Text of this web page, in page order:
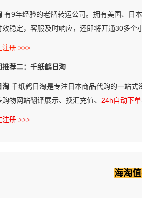
有9年经验的老牌转运公司。拥有美国、日
稳定，客服及时响应，还即将开通30多个
注册 >>>
推荐二：千纸鹤日淘
淘 千纸鹤日淘是专注日本商品代购的一站式
物网站翻译展示、换汇充值、 24h自动下单
注册 >>>
海淘